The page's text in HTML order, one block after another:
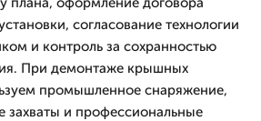
согласование технологии
и контроль за сохранностью
При демонтаже крышных
промышленное снаряжение,
захваты и профессиональные